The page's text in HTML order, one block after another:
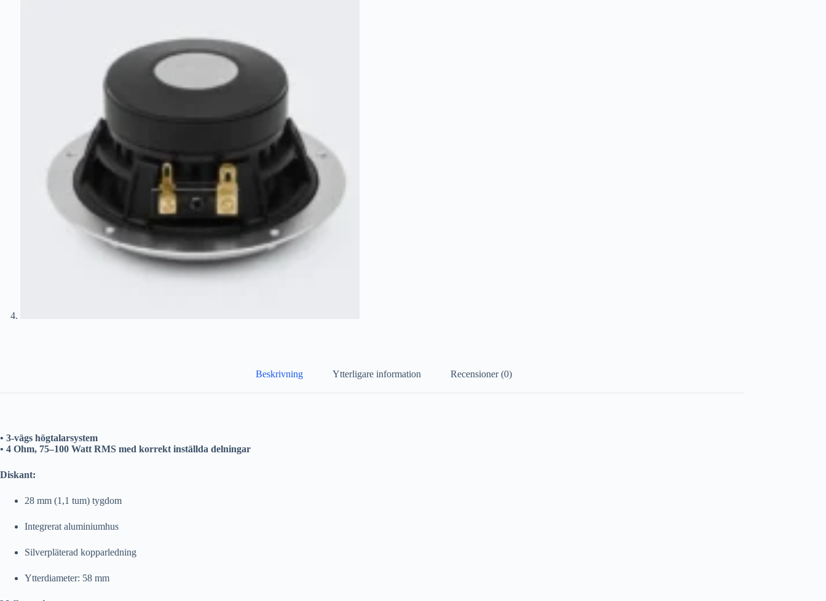
Beskrivning Ytterligare information Recensioner (0)
• 3-vägs högtalarsystem
• 4 Ohm, 75–100 Watt RMS med korrekt inställda delningar
Diskant:
28 mm (1,1 tum) tygdom
Integrerat aluminiumhus
Silverpläterad kopparledning
Ytterdiameter: 58 mm